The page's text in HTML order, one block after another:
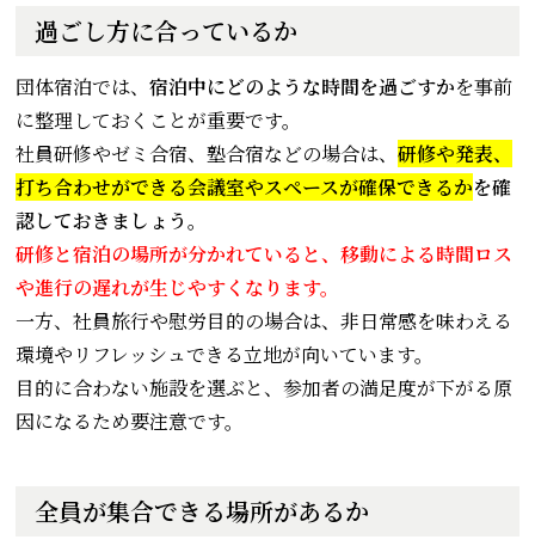
過ごし方に合っているか
団体宿泊では、宿泊中にどのような時間を過ごすかを事前
に整理しておくことが重要です。
社員研修やゼミ合宿、塾合宿などの場合は、研修や発表、
打ち合わせができる会議室やスペースが確保できるかを確
認しておきましょう。
研修と宿泊の場所が分かれていると、移動による時間ロス
や進行の遅れが生じやすくなります。
一方、社員旅行や慰労目的の場合は、非日常感を味わえる
環境やリフレッシュできる立地が向いています。
目的に合わない施設を選ぶと、参加者の満足度が下がる原
因になるため要注意です。
全員が集合できる場所があるか